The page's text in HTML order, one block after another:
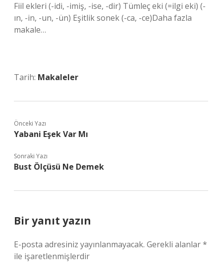
Fiil ekleri (-idi, -imiş, -ise, -dir) Tümleç eki (=ilgi eki) (-
ın, -in, -un, -ün) Eşitlik sonek (-ca, -ce)Daha fazla
makale…
Tarih: Makaleler
Önceki Yazı
Yabani Eşek Var Mı
Sonraki Yazı
Bust Ölçüsü Ne Demek
Bir yanıt yazın
E-posta adresiniz yayınlanmayacak. Gerekli alanlar*
ile işaretlenmişlerdir